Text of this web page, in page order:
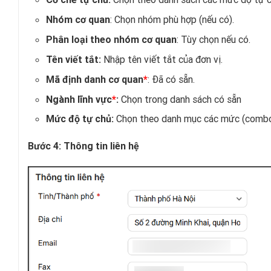
Nhóm cơ quan: Chọn nhóm phù hợp (nếu có).
Phân loại theo nhóm cơ quan: Tùy chọn nếu có.
Tên viết tắt: Nhập tên viết tắt của đơn vị.
Mã định danh cơ quan*: Đã có sẵn.
Ngành lĩnh vực*: Chọn trong danh sách có sẵn
Mức độ tự chủ: Chọn theo danh mục các mức
Bước 4: Thông tin liên hệ